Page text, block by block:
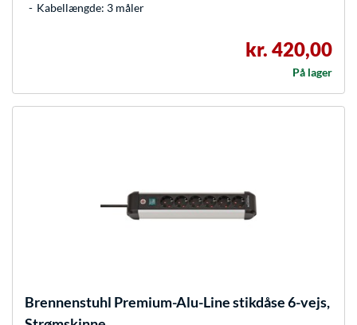
Kabellængde: 3 måler
kr. 420,00
På lager
Brennenstuhl Premium-Alu-Line stikdåse 6-vejs,